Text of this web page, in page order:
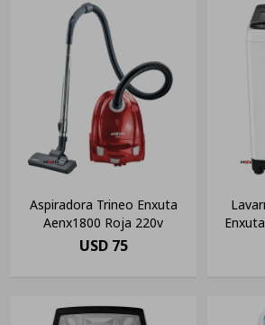
Aspiradora Trineo Enxuta
Aenx1800 Roja 220v
USD 75